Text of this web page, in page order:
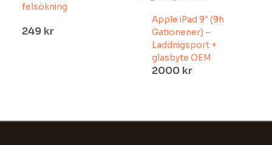
felsökning
249 kr
Apple iPad 9″ (9h
Gationener) –
Laddnigsport +
glasbyte OEM
2000 kr